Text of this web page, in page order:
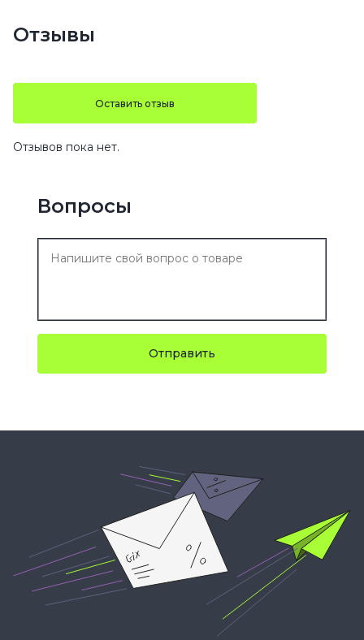
Отзывы
Оставить отзыв
Отзывов пока нет.
Вопросы
Отправить